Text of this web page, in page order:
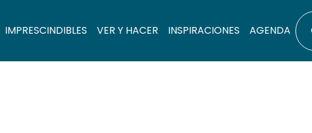
IMPRESCINDIBLES VER Y HACER INSPIRACIONES AGENDA